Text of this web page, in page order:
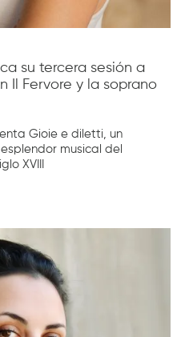
su tercera sesión a
Il Fervore y la soprano
Gioie e diletti, un
musical del
XVIII